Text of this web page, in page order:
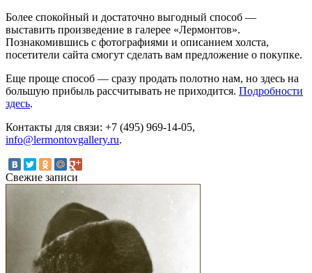
Более спокойный и достаточно выгодный способ —
выставить произведение в галерее «Лермонтов».
Познакомившись с фотографиями и описанием холста,
посетители сайта смогут сделать вам предложение о покупке.
Еще проще способ — сразу продать полотно нам, но здесь на
большую прибыль рассчитывать не приходится. Подробности
здесь.
Контакты для связи: +7 (495) 969-14-05,
info@lermontovgallery.ru.
Свежие записи